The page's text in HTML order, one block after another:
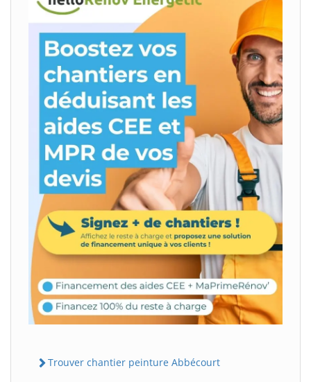
Trouver chantier peinture Abbécourt